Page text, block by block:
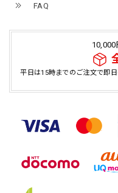
FAQ
平日は15時までのご注文で即